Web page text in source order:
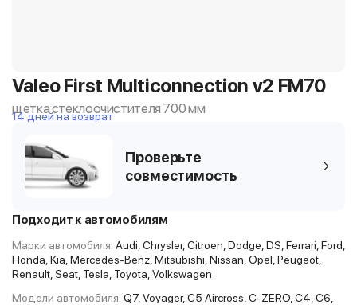
Valeo First Multiconnection v2 FM70
щетка стеклоочистителя 700 мм
14 дней на возврат
Проверьте
совместимость
Подходит к автомобилям
Марки автомобиля: Audi, Chrysler, Citroen, Dodge, DS, Ferrari, Ford,
Honda, Kia, Mercedes-Benz, Mitsubishi, Nissan, Opel, Peugeot,
Renault, Seat, Tesla, Toyota, Volkswagen
Модели автомобиля: Q7, Voyager, C5 Aircross, C-ZERO, C4, C6,